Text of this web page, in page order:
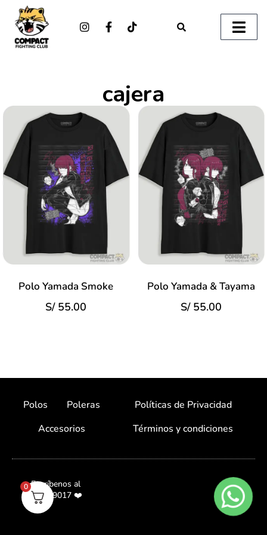
cajera
Polo Yamada Smoke
S/55.00
Polo Yamada & Tayama
S/55.00
Polos
Poleras
Accesorios
Políticas de Privacidad
Términos y condiciones
Escríbenos al
987059017 ❤️
0